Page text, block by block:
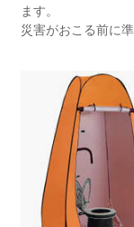
ます。
災害がおこる前に